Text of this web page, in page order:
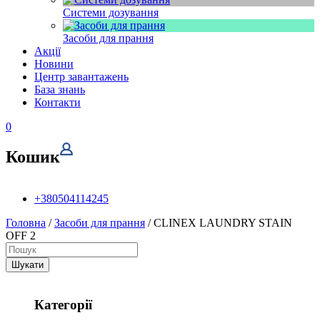
Системи дозування
Засоби для прання
Акції
Новини
Центр завантажень
База знань
Контакти
0
Кошик
+380504114245
Головна /Засоби для прання / CLINEX LAUNDRY STAIN
OFF 2
Шукати
Категорії